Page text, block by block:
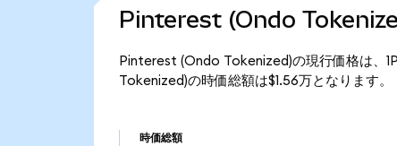
Pinterest (Ondo
Pinterest (Ondo Tokenized)の現行価格は、
Tokenized)の時価総額は$1.56万となります。
時価総額